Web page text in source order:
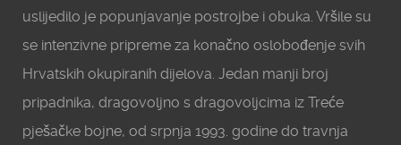
uslijedilo je popunjavanje postrojbe i obuka. Vršile su
se intenzivne pripreme za konačno oslobođenje svih
Hrvatskih okupiranih dijelova. Jedan manji broj
pripadnika, dragovoljno s dragovoljcima iz Treće
pješačke bojne, od srpnja 1993. godine do travnja